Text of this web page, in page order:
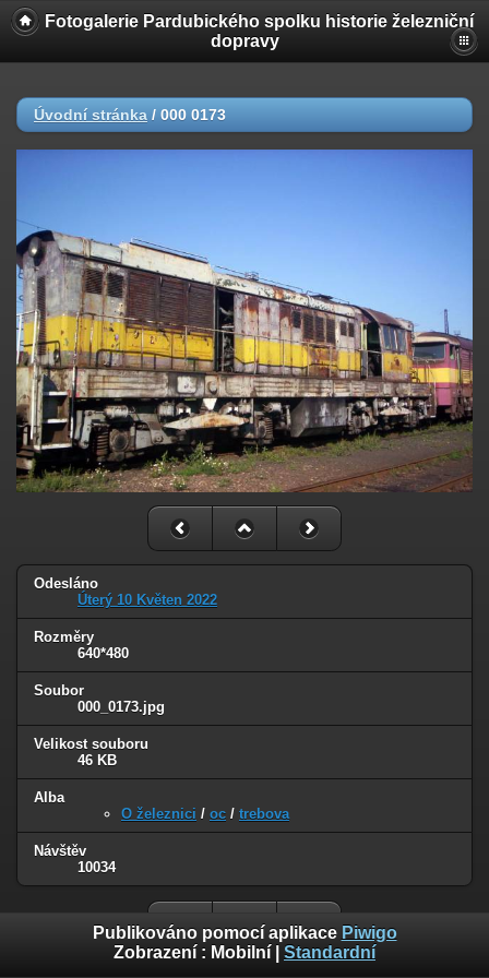
Fotogalerie Pardubického spolku historie železniční
dopravy
Úvodní stránka / 000 0173
Odesláno
Úterý 10 Květen 2022
Rozměry
640*480
Soubor
000_0173.jpg
Velikost souboru
46 KB
Alba
O železnici / oc / trebova
Návštěv
10034
Publikováno pomocí aplikace Piwigo
Zobrazení : Mobilní Standardní